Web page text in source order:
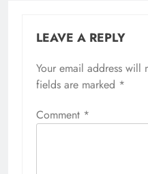
LEAVE A REPLY
Your email address will
fields are marked *
Comment *